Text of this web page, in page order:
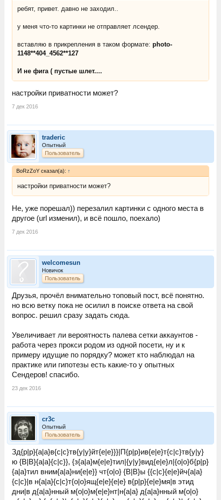
ребят, привет. давно не заходил..
у меня что-то картинки не отправляет лсендер.
вставляю в прикрепления в таком формате:photo-
1148**404_4562**127
И не фига ( пустые шлет....
настройки приватности может?
7 дек 2016
traderic
Опытный
Пользователь
BoRzZoY сказал(а): ↑
настройки приватности может?
Не, уже порешал)) перезалил картинки с одного места в
другое (url изменил), и всё пошло, поехало)
7 дек 2016
welcomesun
Новичок
Пользователь
Друзья, прочёл внимательно топовый пост, всё понятно.
но всю ветку пока не осилил в поиске ответа на свой
вопрос. решил сразу задать сюда.
Увеличивает ли вероятность палева сетки аккаунтов -
работа через прокси родом из одной посети, ну и к
примеру идущие по порядку? может кто наблюдал на
практике или гипотезы есть какие-то у опытных
Сендеров! спасибо.
23 дек 2016
cr3c
Опытный
Пользователь
Зд{p|р}{a|а}в{с|c}тв{у|y}йт{е|e}}}|П{p|р}ив{е|e}т{с|c}тв{у|y}
ю {В|B}{a|а}{с|c}}, {з{a|а}м{е|e}тил|{у|y}вид{е|e}л|{o|о}б{p|р}
{a|а}тил вним{a|а}ни{е|e}} чт{o|о} {В|B}ы {{с|c}{е|e}йч{a|а}
{с|c}|в н{a|а}{с|c}т{o|о}ящ{е|e}{е|e} в{p|р}{е|e}мя|в этид
дни|в д{a|а}нный м{o|о}м{е|e}нт|н{a|а} д{a|а}нный м{o|о}